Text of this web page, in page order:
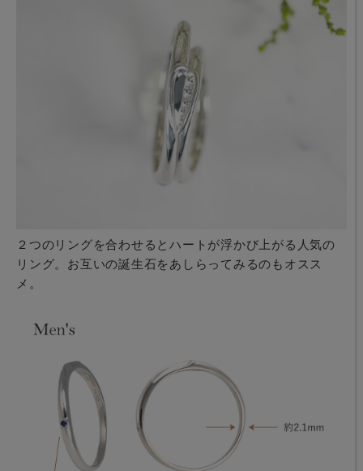
２つのリングを合わせるとハートが浮かび上がる人気の
リング。お互いの誕生石をあしらってみるのもオスス
メ。